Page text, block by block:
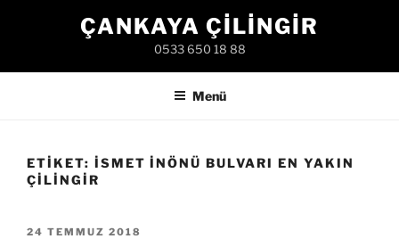
ÇANKAYA ÇILINGIR
0533 650 18 88
Menü
ETIKET: İSMET İNÖNÜ BULVARI EN YAKIN
ÇILINGIR
YAYIM
24 TEMMUZ 2018